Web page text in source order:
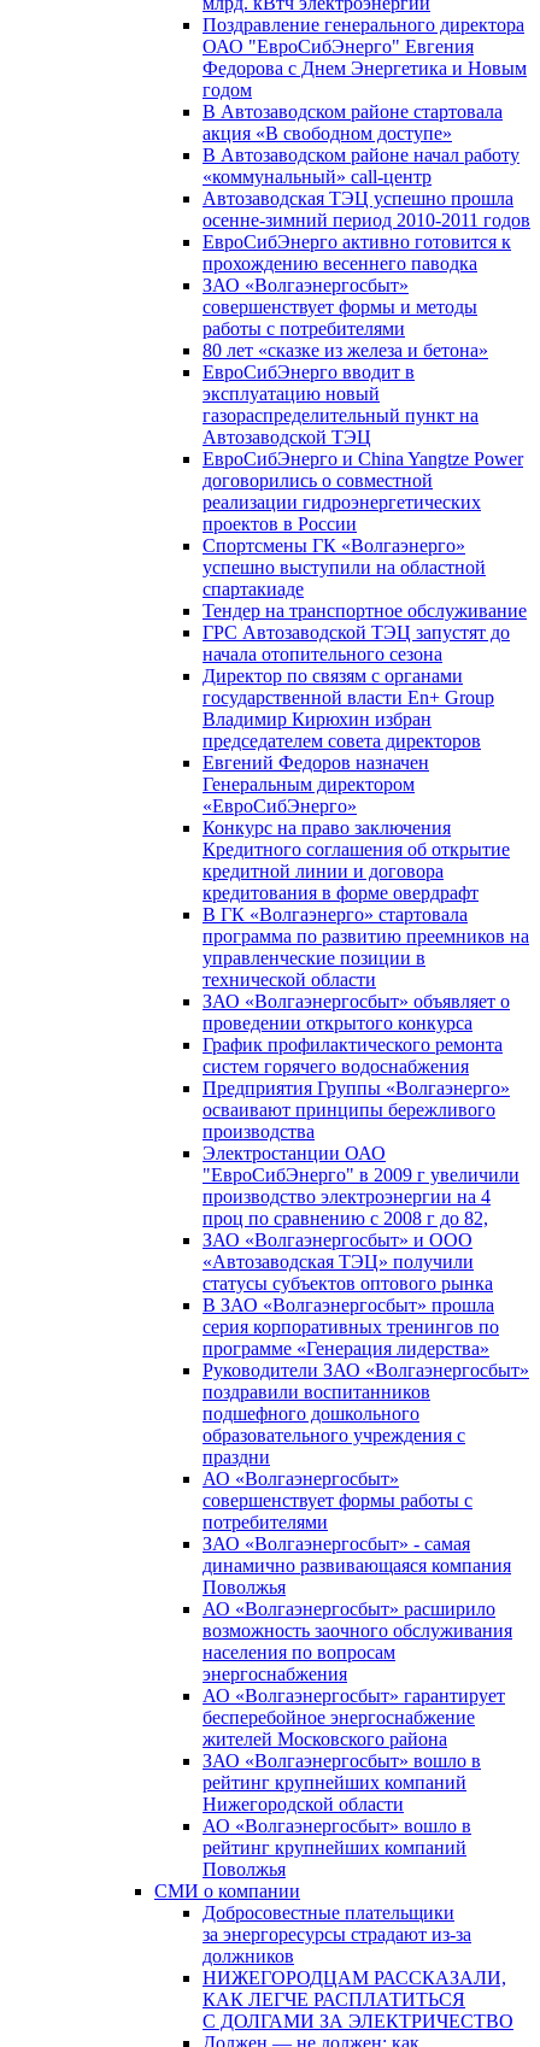
Поздравление генерального директора
ОАО "ЕвроСибЭнерго" Евгения
Федорова с Днем Энергетика и Новым
годом
В Автозаводском районе стартовала
акция «В свободном доступе»
В Автозаводском районе начал работу
«коммунальный» call-центр
Автозаводская ТЭЦ успешно прошла
осенне-зимний период 2010-2011 годов
ЕвроСибЭнерго активно готовится к
прохождению весеннего паводка
ЗАО «Волгаэнергосбыт»
совершенствует формы и методы
работы с потребителями
80 лет «сказке из железа и бетона»
ЕвроСибЭнерго вводит в
эксплуатацию новый
газораспределительный пункт на
Автозаводской ТЭЦ
ЕвроСибЭнерго и China Yangtze Power
договорились о совместной
реализации гидроэнергетических
проектов в России
Спортсмены ГК «Волгаэнерго»
успешно выступили на областной
спартакиаде
Тендер на транспортное обслуживание
ГРС Автозаводской ТЭЦ запустят до
начала отопительного сезона
Директор по связям с органами
государственной власти En+ Group
Владимир Кирюхин избран
председателем совета директоров
Евгений Федоров назначен
Генеральным директором
«ЕвроСибЭнерго»
Конкурс на право заключения
Кредитного соглашения об открытие
кредитной линии и договора
кредитования в форме овердрафт
В ГК «Волгаэнерго» стартовала
программа по развитию преемников на
управленческие позиции в
технической области
ЗАО «Волгаэнергосбыт» объявляет о
проведении открытого конкурса
График профилактического ремонта
систем горячего водоснабжения
Предприятия Группы «Волгаэнерго»
осваивают принципы бережливого
производства
Электростанции ОАО
"ЕвроСибЭнерго" в 2009 г увеличили
производство электроэнергии на 4
проц по сравнению с 2008 г до 82,
ЗАО «Волгаэнергосбыт» и ООО
«Автозаводская ТЭЦ» получили
статусы субъектов оптового рынка
В ЗАО «Волгаэнергосбыт» прошла
серия корпоративных тренингов по
программе «Генерация лидерства»
Руководители ЗАО «Волгаэнергосбыт»
поздравили воспитанников
подшефного дошкольного
образовательного учреждения с
праздни
АО «Волгаэнергосбыт»
совершенствует формы работы с
потребителями
ЗАО «Волгаэнергосбыт» - самая
динамично развивающаяся компания
Поволжья
АО «Волгаэнергосбыт» расширило
возможность заочного обслуживания
населения по вопросам
энергоснабжения
АО «Волгаэнергосбыт» гарантирует
бесперебойное энергоснабжение
жителей Московского района
ЗАО «Волгаэнергосбыт» вошло в
рейтинг крупнейших компаний
Нижегородской области
АО «Волгаэнергосбыт» вошло в
рейтинг крупнейших компаний
Поволжья
СМИ о компании
Добросовестные плательщики
за энергоресурсы страдают из-за
должников
НИЖЕГОРОДЦАМ РАССКАЗАЛИ,
КАК ЛЕГЧЕ РАСПЛАТИТЬСЯ
С ДОЛГАМИ ЗА ЭЛЕКТРИЧЕСТВО